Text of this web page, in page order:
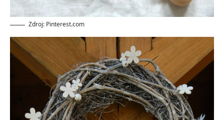
Zdroj: Pinterest.com